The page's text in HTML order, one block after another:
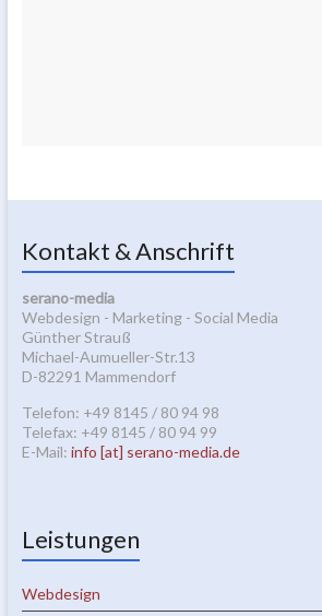
Kontakt & Anschrift
serano-media
Webdesign - Marketing - Social Media
Günther Strauß
Michael-Aumueller-Str.13
D-82291 Mammendorf
Telefon: +49 8145 / 80 94 98
Telefax: +49 8145 / 80 94 99
E-Mail: info [at] serano-media.de
Leistungen
Webdesign